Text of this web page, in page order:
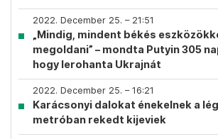
2022. December 25. – 21:51
„Mindig, mindent békés
megoldani” – mondta Putyin 305
hogy lerohanta Ukrajnát
2022. December 25. – 16:21
Karácsonyi dalokat énekelnek a
metróban rekedt kijeviek